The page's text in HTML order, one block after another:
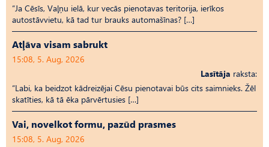
“Ja Cēsīs, Vaļņu ielā, kur vecās pienotavas teritorija, ierīkos
autostāvvietu, kā tad tur brauks automašīnas? […]
Atļāva visam sabrukt
15:08, 5. Aug, 2026
Lasītāja raksta:
“Labi, ka beidzot kādreizējai Cēsu pienotavai būs cits saimnieks. Žēl
skatīties, kā tā ēka pārvērtusies […]
Vai, novelkot formu, pazūd prasmes
15:08, 5. Aug, 2026